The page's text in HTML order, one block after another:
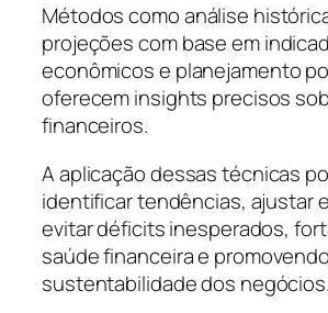
Métodos como análise
projeções com base em
econômicos e planejamento
oferecem insights precisos
financeiros.
A aplicação dessas técnicas
identificar tendências, ajustar
evitar déficits inesperados,
saúde financeira e
sustentabilidade dos negócios.